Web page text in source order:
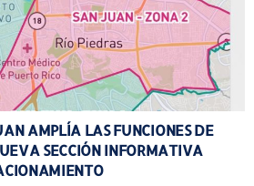
AMPLÍA LAS FUNCIONES DE
SECCIÓN INFORMATIVA